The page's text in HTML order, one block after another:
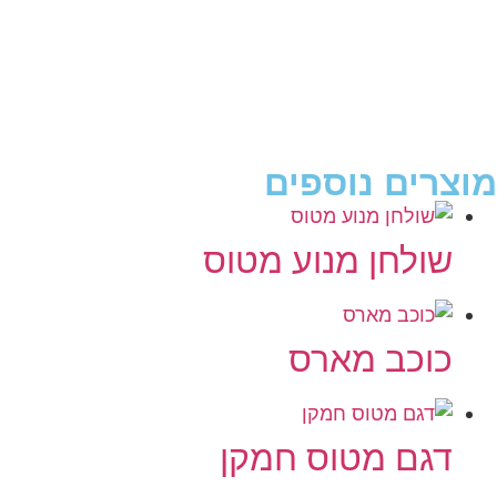
מוצרים נוספים
שולחן מנוע מטוס
כוכב מארס
דגם מטוס חמקן